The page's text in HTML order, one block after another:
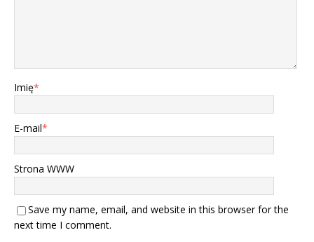
Imię*
E-mail*
Strona WWW
Save my name, email, and website in this browser for the
next time I comment.